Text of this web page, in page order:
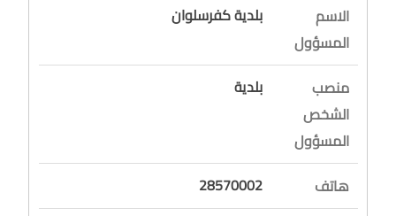
الاسم
المسؤول
بلدية كفرسلوان
منصب
الشخص
المسؤول
بلدية
هاتف
28570002